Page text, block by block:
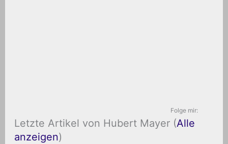
Folge mir:
Letzte Artikel von Hubert Mayer (Alle
anzeigen)